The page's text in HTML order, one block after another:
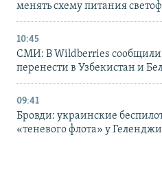
менять схему питания
10:45
СМИ: В Wildberries сообщили,
перенести в Узбекистан и
09:41
Бровди: украинские
«теневого флота» у